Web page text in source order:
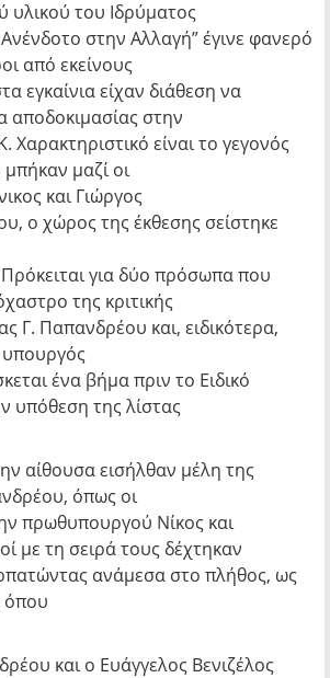
υλικού του Ιδρύματος
στην Αλλαγή” έγινε φανερό
από εκείνους
εγκαίνια είχαν διάθεση να
στην
Χαρακτηριστικό είναι το γεγονός
μαζί οι
και Γιώργος
ο χώρος της έκθεσης σείστηκε
για δύο πρόσωπα που
της κριτικής
Γ. Παπανδρέου και, ειδικότερα,
ένα βήμα πριν το Ειδικό
υπόθεση της λίστας
αίθουσα εισήλθαν μέλη της
όπως οι
πρωθυπουργού Νίκος και
με τη σειρά τους δέχτηκαν
ανάμεσα στο πλήθος, ως
όπου
και ο Ευάγγελος Βενιζέλος